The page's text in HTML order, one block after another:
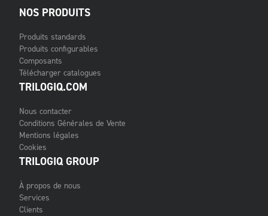
NOS PRODUITS
Produits standards
Produits configurables
Composants
Télécharger catalogues
TRILOGIQ.COM
Nous contacter
Conditions Générales de Vente
Mentions légales
Cookies
TRILOGIQ GROUP
À propos de nous
Services
Clients